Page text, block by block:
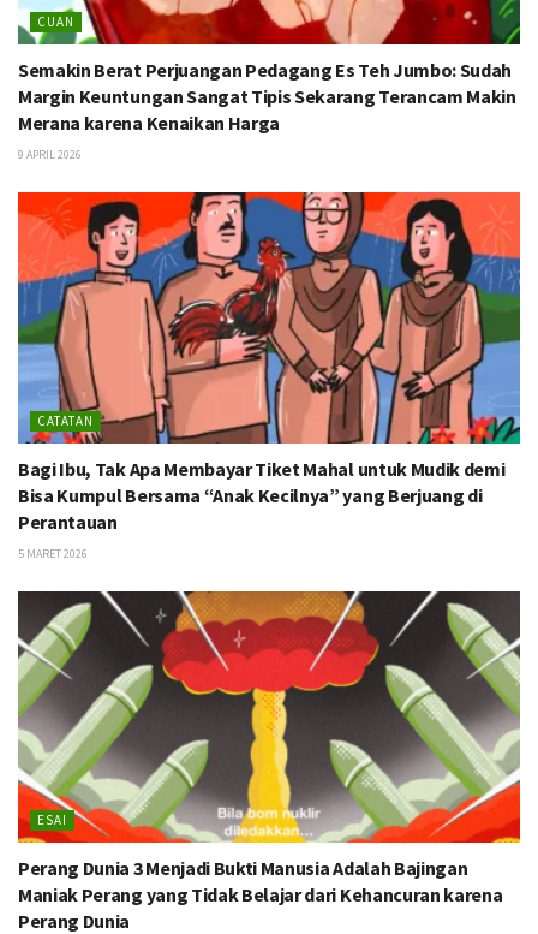
CUAN
Semakin Berat Perjuangan Pedagang Es Teh Jumbo: Sudah
Margin Keuntungan Sangat Tipis Sekarang Terancam Makin
Merana karena Kenaikan Harga
9 APRIL 2026
CATATAN
Bagi Ibu, Tak Apa Membayar Tiket Mahal untuk Mudik demi
Bisa Kumpul Bersama “Anak Kecilnya” yang Berjuang di
Perantauan
5 MARET 2026
ESAI
Perang Dunia 3 Menjadi Bukti Manusia Adalah Bajingan
Maniak Perang yang Tidak Belajar dari Kehancuran karena
Perang Dunia